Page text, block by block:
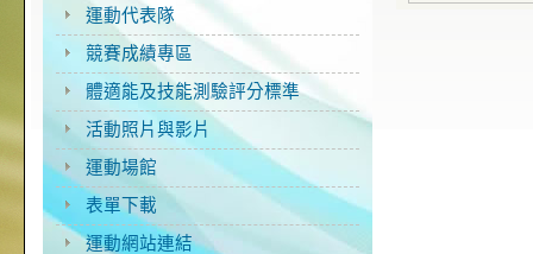
運動代表隊
競賽成績專區
體適能及技能測驗評分標準
活動照片與影片
運動場館
表單下載
運動網站連結